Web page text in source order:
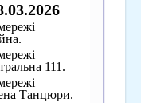
111.
Танцюри.